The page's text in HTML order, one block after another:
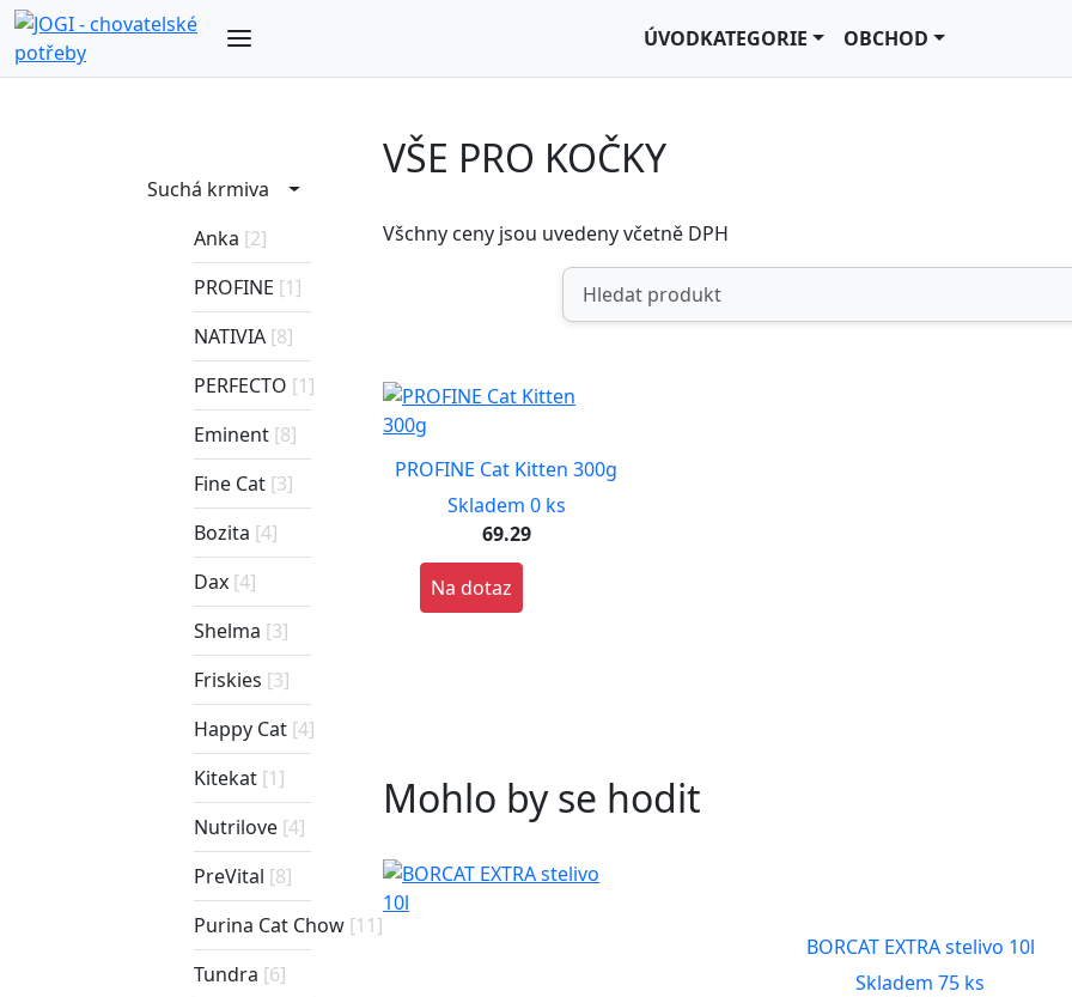
ÚVODKATEGORIE OBCHOD
Suchá krmiva
Anka [2]
PROFINE [1]
NATIVIA [8]
PERFECTO [1]
Eminent [8]
Fine Cat [3]
Bozita [4]
Dax [4]
Shelma [3]
Friskies [3]
Happy Cat [4]
Kitekat [1]
Nutrilove [4]
PreVital [8]
Purina Cat Chow [11]
Tundra [6]
VŠE PRO KOČKY
Všchny ceny jsou uvedeny včetně DPH
PROFINE Cat Kitten 300g
Skladem 0 ks
69.29
Na dotaz
Mohlo by se hodit
BORCAT EXTRA stelivo 10l
Skladem 75 ks